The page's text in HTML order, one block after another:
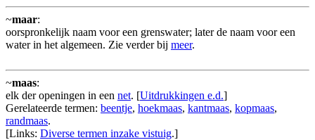
~maar:
oorspronkelijk naam voor een grenswater; later de naam voor een
water in het algemeen. Zie verder bij meer.
~maas:
elk der openingen in een net. [Uitdrukkingen e.d.]
Gerelateerde termen: beentje, hoekmaas, kantmaas, kopmaas,
randmaas.
[Links: Diverse termen inzake vistuig.]